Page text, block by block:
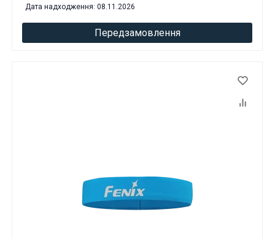
Дата надходження: 08.11.2026
Передзамовлення